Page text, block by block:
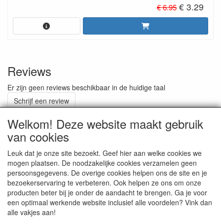
€ 6.95€ 3.29
Reviews
Er zijn geen reviews beschikbaar in de huidige taal
Schrijf een review
ALGEMENE VOORWAARDEN
RETOURZENDING
GOEDEREN RUILEN
Welkom! Deze website maakt gebruik
van cookies
Leuk dat je onze site bezoekt. Geef hier aan welke cookies we
mogen plaatsen. De noodzakelijke cookies verzamelen geen
persoonsgegevens. De overige cookies helpen ons de site en je
bezoekerservaring te verbeteren. Ook helpen ze ons om onze
producten beter bij je onder de aandacht te brengen. Ga je voor
een optimaal werkende website inclusief alle voordelen? Vink dan
alle vakjes aan!